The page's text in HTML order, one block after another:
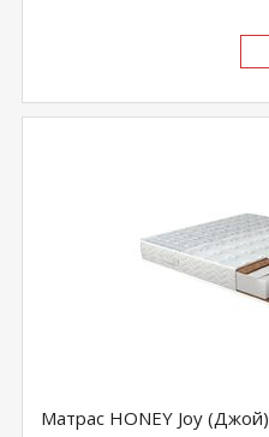
Матрас HONEY Joy (Джой)